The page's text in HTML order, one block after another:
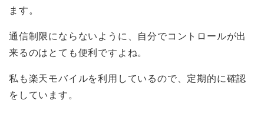
ます。
通信制限にならないように、自分でコントロールが出
来るのはとても便利ですよね。
私も楽天モバイルを利用しているので、定期的に確認
をしています。